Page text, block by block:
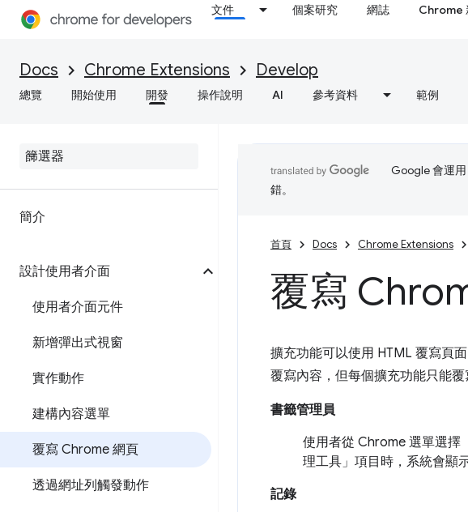
文件 個案研究 網誌 Chrome
Docs Chrome Extensions Develop
總覽 開始使用 開發 操作說明 AI 參考資料 範例
簡介
設計使用者介面
使用者介面元件
新增彈出式視窗
實作動作
建構內容選單
覆寫 Chrome 網頁
透過網址列觸發動作
Google 會運
錯。
首頁 Docs Chrome Extensions
覆寫
擴充功能可以使用 HTML 覆寫頁
覆寫內容，但每個擴充功能只能覆
書籤管理員
使用者從 Chrome 選單選擇
理工具」項目時，系統會顯
記錄